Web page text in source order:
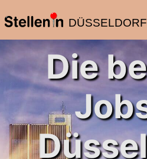
DÜSSELDORF
Die